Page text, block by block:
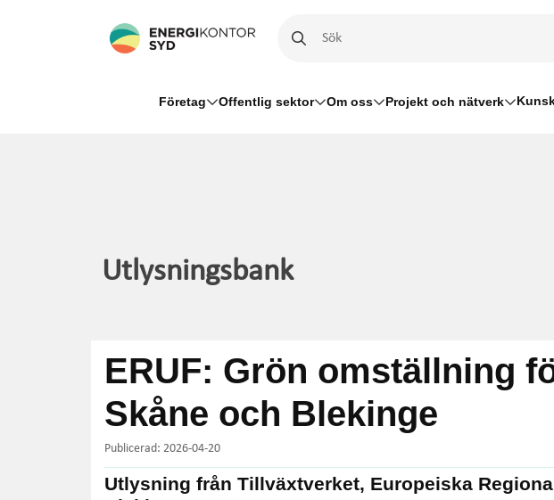
Företag Offentlig sektor Om oss Projekt och nätverk
Utlysningsbank
ERUF: Grön omställning
Skåne och Blekinge
Publicerad: 2026-04-20
Utlysning från Tillväxtverket, Europeiska
22 artiklar hittades